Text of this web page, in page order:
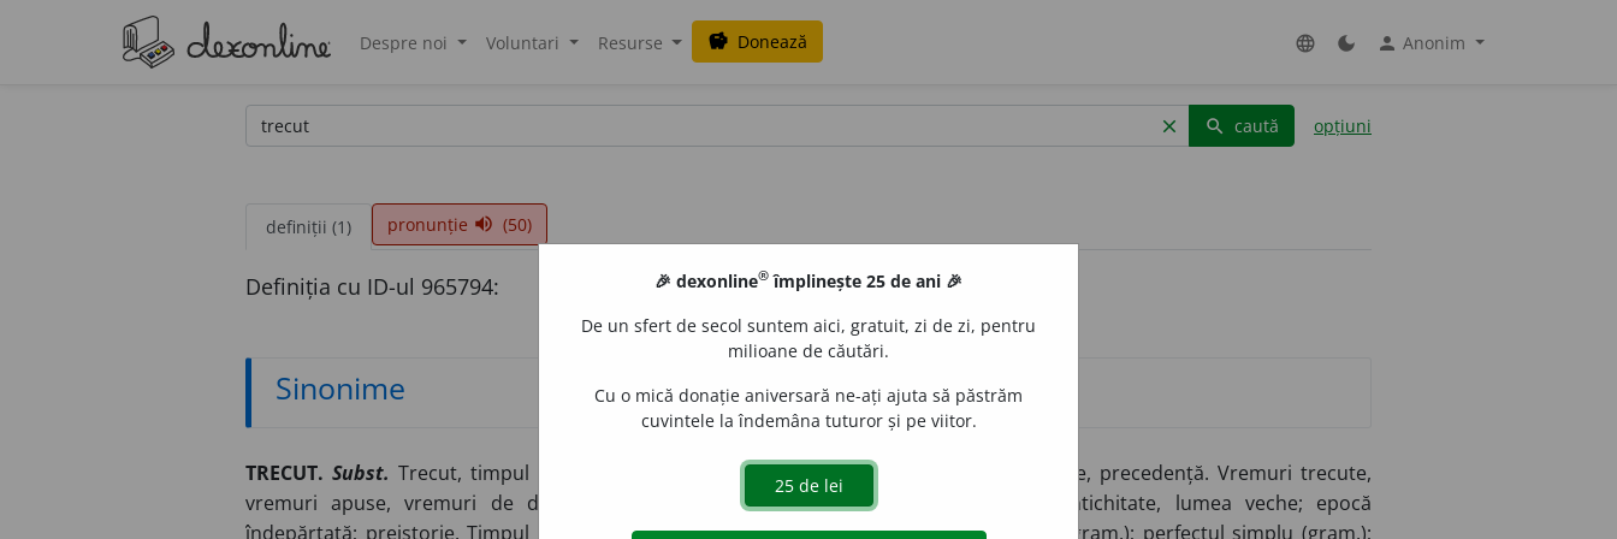
Despre noi Voluntari Resurse savings Donează language dark_mode person Anonim
clear search caută opțiuni
definiții (1) pronunție volume_up (50)
Definiția cu ID-ul 965794:
Sinonime
TRECUT.Subst. Trecut, timpul trecut; trecutul apropiat; trecutul îndepărtat. Anterioritate, precedență. Vremuri trecute,
vremuri apuse, vremuri de demult, vremuri imemorabile. Vechime, vechie (înv.); antichitate, lumea veche; epocă
îndepărtată; preistorie. Timpul trecut (gram.), trecut (gram.); imperfect (gram.); perfect (gram.); perfectul simplu (gram.);
🎉 dexonline® împlinește 25 de ani 🎉
De un sfert de secol suntem aici, gratuit, zi de zi, pentru
milioane de căutări.
Cu o mică donație aniversară ne-ați ajuta să păstrăm
cuvintele la îndemâna tuturor și pe viitor.